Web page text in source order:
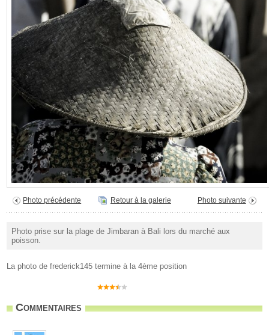
Photo précédente Retour à la galerie Photo suivante
Photo prise sur la plage de Jimbaran à Bali lors du marché aux
poisson.
La photo de frederick145 termine à la 4ème position
Commentaires